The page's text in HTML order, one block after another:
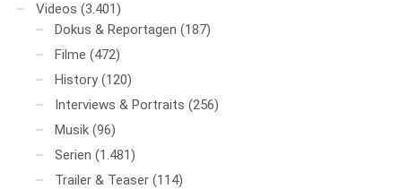
Videos (3.401)
Dokus & Reportagen (187)
Filme (472)
History (120)
Interviews & Portraits (256)
Musik (96)
Serien (1.481)
Trailer & Teaser (114)